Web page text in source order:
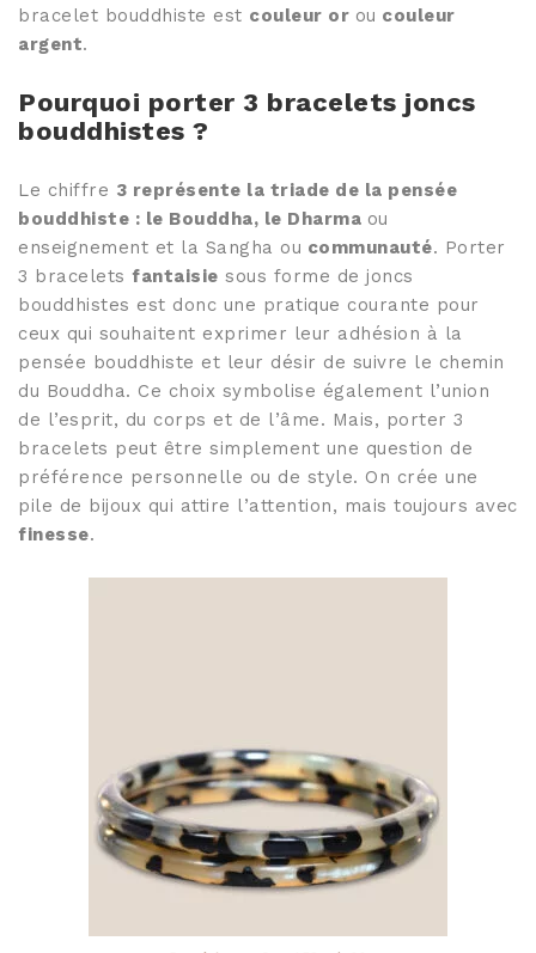
bracelet bouddhiste est couleur or ou couleur
argent.
Pourquoi porter 3 bracelets joncs
bouddhistes ?
Le chiffre 3 représente la triade de la pensée
bouddhiste : le Bouddha, le Dharma ou
enseignement et la Sangha ou communauté. Porter
3 bracelets fantaisie sous forme de joncs
bouddhistes est donc une pratique courante pour
ceux qui souhaitent exprimer leur adhésion à la
pensée bouddhiste et leur désir de suivre le chemin
du Bouddha. Ce choix symbolise également l’union
de l’esprit, du corps et de l’âme. Mais, porter 3
bracelets peut être simplement une question de
préférence personnelle ou de style. On crée une
pile de bijoux qui attire l’attention, mais toujours avec
finesse.